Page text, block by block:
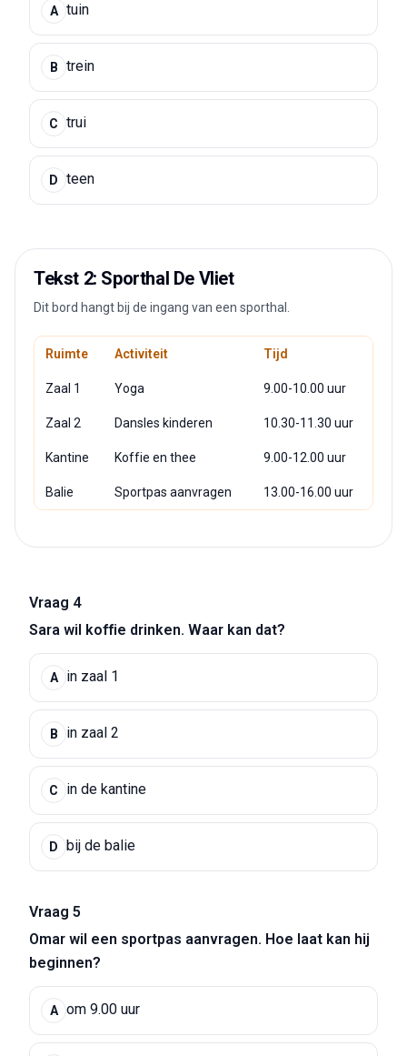
A tuin
B trein
C trui
D teen
Tekst 2: Sporthal De Vliet
Dit bord hangt bij de ingang van een sporthal.
Ruimte Activiteit Tijd
Zaal 1 Yoga 9.00-10.00 uur
Zaal 2 Dansles kinderen 10.30-11.30 uur
Kantine Koffie en thee 9.00-12.00 uur
Balie Sportpas aanvragen 13.00-16.00 uur
Vraag 4
Sara wil koffie drinken. Waar kan dat?
A in zaal 1
B in zaal 2
C in de kantine
D bij de balie
Vraag 5
Omar wil een sportpas aanvragen. Hoe laat kan hij
beginnen?
A om 9.00 uur